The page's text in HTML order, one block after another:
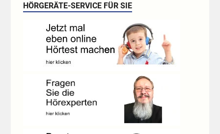
HÖRGERÄTE-SERVICE FÜR SIE